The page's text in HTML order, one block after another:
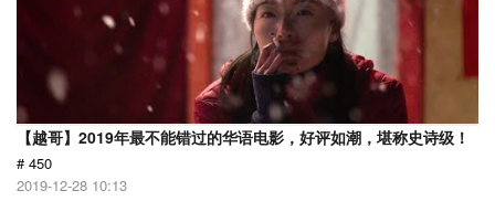
【越哥】2019年最不能错过的华语电影，好评如潮，堪称史诗级！
# 450
2019-12-28 10:13